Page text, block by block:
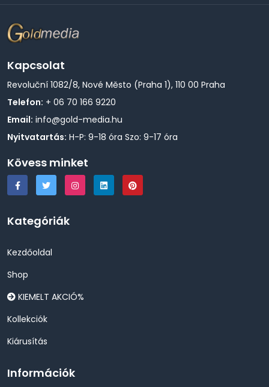
Kapcsolat
Revoluční 1082/8, Nové Město (Praha 1), 110 00 Praha
Telefon: + 06 70 166 9220
Email: info@gold-media.hu
Nyitvatartás: H-P: 9-18 óra Szo: 9-17 óra
Kövess minket
Kategóriák
Kezdőoldal
Shop
KIEMELT AKCIÓ%
Kollekciók
Kiárusítás
Információk